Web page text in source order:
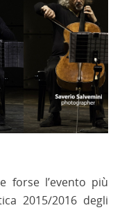
forse l’evento più
2015/2016 degli